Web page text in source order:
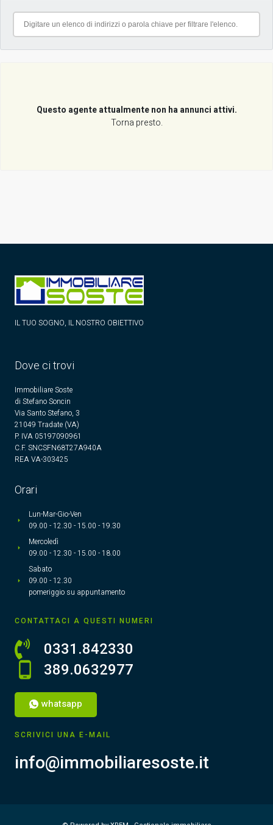
Questo agente attualmente non ha annunci attivi.
Torna presto.
IL TUO SOGNO, IL NOSTRO OBIETTIVO
Dove ci trovi
Immobiliare Soste
di Stefano Soncin
Via Santo Stefano, 3
21049 Tradate (VA)
P. IVA 05197090961
C.F. SNCSFN68T27A940A
REA VA-303425
Orari
Lun-Mar-Gio-Ven
09.00 - 12.30 - 15.00 - 19.30
Mercoledì
09.00 - 12.30 - 15.00 - 18.00
Sabato
09.00 - 12.30
pomeriggio su appuntamento
CONTATTACI A QUESTI NUMERI
0331.842330
389.0632977
whatsapp
SCRIVICI UNA E-MAIL
info@immobiliaresoste.it